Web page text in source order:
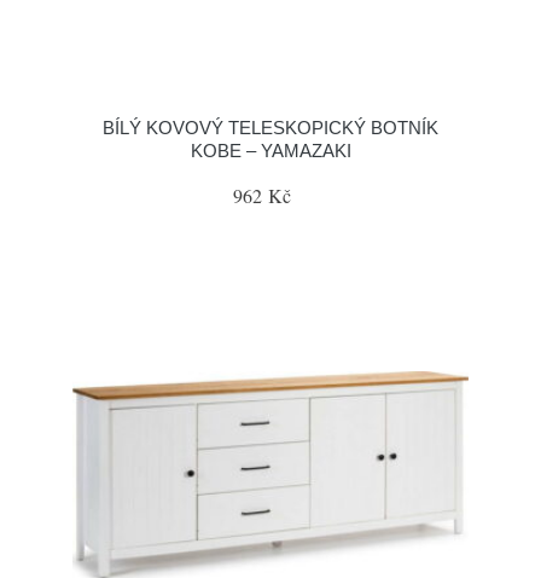
BÍLÝ KOVOVÝ TELESKOPICKÝ BOTNÍK
KOBE – YAMAZAKI
962 Kč